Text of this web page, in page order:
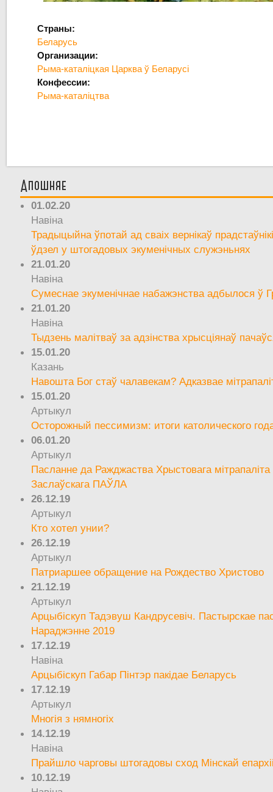
Страны:
Беларусь
Организации:
Рыма-каталіцкая Царква ў Беларусі
Конфессии:
Рыма-каталіцтва
Апошняе
01.02.20
Навіна
Традыцыйна ўпотай ад сваіх вернікаў
ўдзел у штогадовых экуменічных служэньнях
21.01.20
Навіна
Сумеснае экуменічнае набажэнства адбылося ў
21.01.20
Навіна
Тыдзень малітваў за адзінства хрысціянаў
15.01.20
Казань
Навошта Бог стаў чалавекам? Адказвае
15.01.20
Артыкул
Осторожный пессимизм: итоги католического
06.01.20
Артыкул
Пасланне да Ражджаства Хрыстовага мітрапаліта
Заслаўскага ПАЎЛА
26.12.19
Артыкул
Кто хотел унии?
26.12.19
Артыкул
Патриаршее обращение на Рождество Христово
21.12.19
Артыкул
Арцыбіскуп Тадэвуш Кандрусевіч. Пастырскае
Нараджэнне 2019
17.12.19
Навіна
Арцыбіскуп Габар Пінтэр пакідае Беларусь
17.12.19
Артыкул
Многія з нямногіх
14.12.19
Навіна
Прайшло чарговы штогадовы сход Мінскай
10.12.19